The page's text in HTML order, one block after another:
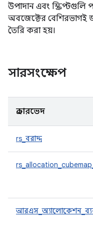
উপাদান এবং
অবজেক্টের বেশিরভাগই
তৈরি করা হয়।
সারসংক্ষেপ
প্রকারভেদ
rs_বরাদ্দ